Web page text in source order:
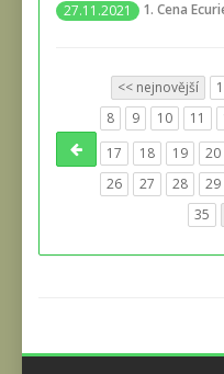
27.11.2021 1. Cena
<< nejnovější 1
8
9 10 11
17
18 19 20
26
27 28 29
35